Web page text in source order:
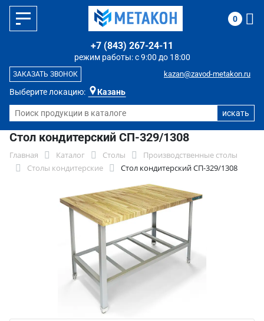
Выберите локацию: Казань
режим работы: с 9:00 до 18:00
+7 (843) 267-24-11
kazan@zavod-metakon.ru
ЗАКАЗАТЬ ЗВОНОК
0
Стол кондитерский СП-329/1308
Главная Каталог Столы
Производственные столы
Столы кондитерские
Стол кондитерский СП-329/1308